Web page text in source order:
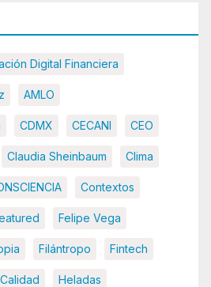
Digital Financiera
AMLO
CDMX CECANI CEO
Claudia Sheinbaum Clima
Contextos
Felipe Vega
Filántropo Fintech
Heladas